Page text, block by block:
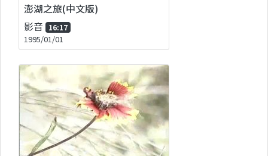
澎湖之旅(中文版)
影音 16:17
1995/01/01